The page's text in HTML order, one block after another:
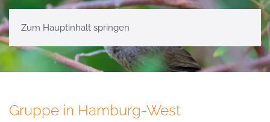
Zum Hauptinhalt springen
Gruppe in Hamburg-West